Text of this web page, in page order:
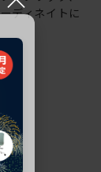
ディネイトに